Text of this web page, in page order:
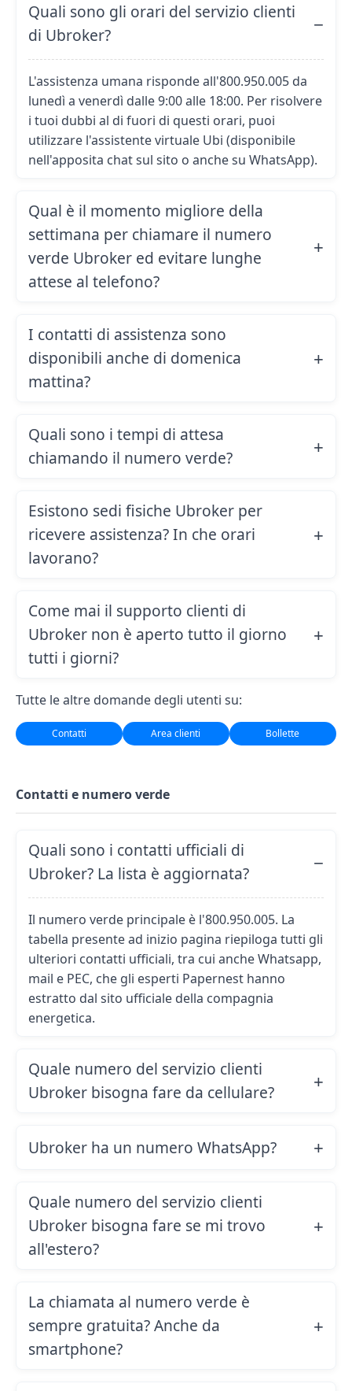
Quali sono gli orari del servizio clienti
di Ubroker?
L'assistenza umana risponde all'800.950.005 da
lunedì a venerdì dalle 9:00 alle 18:00. Per risolvere
i tuoi dubbi al di fuori di questi orari, puoi
utilizzare l'assistente virtuale Ubi (disponibile
nell'apposita chat sul sito o anche su WhatsApp).
Qual è il momento migliore della
settimana per chiamare il numero
verde Ubroker ed evitare lunghe
attese al telefono?
I contatti di assistenza sono
disponibili anche di domenica
mattina?
Quali sono i tempi di attesa
chiamando il numero verde?
Esistono sedi fisiche Ubroker per
ricevere assistenza? In che orari
lavorano?
Come mai il supporto clienti di
Ubroker non è aperto tutto il giorno
tutti i giorni?
Tutte le altre domande degli utenti su:
Contatti Area clienti Bollette
Contatti e numero verde
Quali sono i contatti ufficiali di
Ubroker? La lista è aggiornata?
Il numero verde principale è l'800.950.005. La
tabella presente ad inizio pagina riepiloga tutti gli
ulteriori contatti ufficiali, tra cui anche Whatsapp,
mail e PEC, che gli esperti Papernest hanno
estratto dal sito ufficiale della compagnia
energetica.
Quale numero del servizio clienti
Ubroker bisogna fare da cellulare?
Ubroker ha un numero WhatsApp?
Quale numero del servizio clienti
Ubroker bisogna fare se mi trovo
all'estero?
La chiamata al numero verde è
sempre gratuita? Anche da
smartphone?